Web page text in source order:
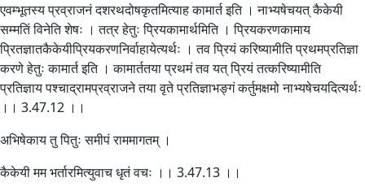
एवम्भूतस्य प्रव्राजनं दशरथदोषकृतमित्याह कामार्त इति । नाभ्यषेचयत् कैकेयी
सम्मतिं विनेति शेषः । तत्र हेतुः प्रियकामार्थमिति । प्रियकरणकामाय
प्रितज्ञातकैकेयीप्रियकरणनिर्वाहायेत्यर्थः । तव प्रियं करिष्यामीति प्रथमप्रतिज्ञा
करणे हेतुः कामार्त इति । कामार्ततया प्रथमं तव यत् प्रियं तत्करिष्यामीति
प्रतिज्ञाय पश्चाद्रामप्रव्राजने तया वृते प्रतिज्ञाभङ्गं कर्तुमक्षमो नाभ्यषेचयदित्यर्थः
।। 3.47.12 ।।
अभिषेकाय तु पितुः समीपं राममागतम् ।
कैकेयी मम भर्तारमित्युवाच धृतं वचः ।। 3.47.13 ।।